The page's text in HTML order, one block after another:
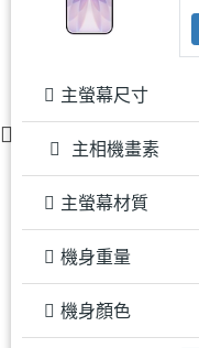
主螢幕尺寸
主相機畫素
主螢幕材質
機身重量
機身顏色